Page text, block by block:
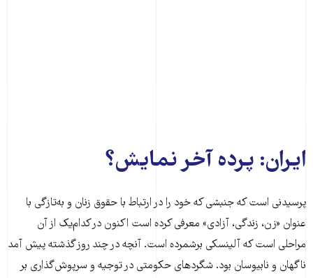
ایران: پرده آخر نمایش؟
پرسیدنی است که جنبشی که خود را در ارتباط با حقوق زنان و به‌تازگی با
عنوان «زن، زندگی، آزادی» معرفی کرده است اکنون در کدام‌یک از آن
مراحلی است که آلینسکی برشمرده است. آنچه در چند روز گذشته پیش آمد
ناگهان و نابیوسان بود. شگردهای حکومتی در توجیه و سرپوش‌گذاری بر